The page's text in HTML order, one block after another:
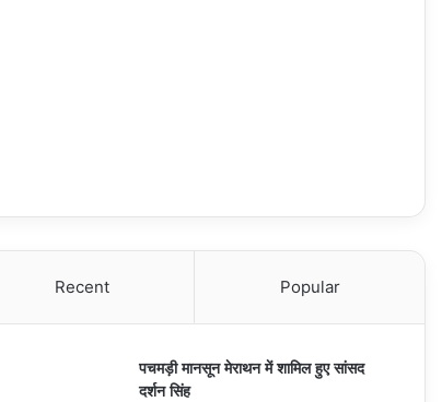
Recent Popular
पचमड़ी मानसून मेराथन में शामिल हुए सांसद
दर्शन सिंह